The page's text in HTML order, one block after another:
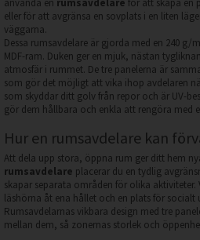
använda en rumsavdelare för att skapa en
eller för att avgränsa en sovplats i en liten
väggarna.
Dessa rumsavdelare är gjorda med en 240 g/
MDF-ram. Duken ger en mjuk, nästan
atmosfär i rummet. De tre panelerna är
som gör det möjligt att vika ihop avdelaren
som skyddar ditt golv från repor och är UV-
gör dem hållbara och enkla att rengöra med
Hur en rumsavdelare kan
Att dela upp stora, öppna rum ger ditt hem
rumsavdelare placerar du en tydlig
skapar separata områden för olika
läshörna åt ena hållet och en plats för socialt
Rumsavdelarnas vikbara design med tre
mellan dem, så zonernas storlek och